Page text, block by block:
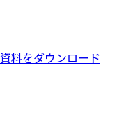
資料をダウンロード